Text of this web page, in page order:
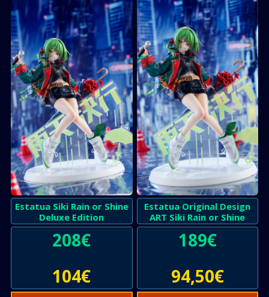
Estatua Siki Rain or Shine
Deluxe Edition
208€
104€
Estatua Original Design
ART Siki Rain or Shine
189€
94,50€